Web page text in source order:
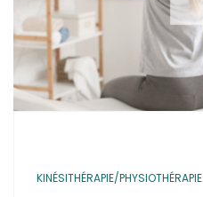
KINÉSITHÉRAPIE/PHYSIOTHÉRAPIE